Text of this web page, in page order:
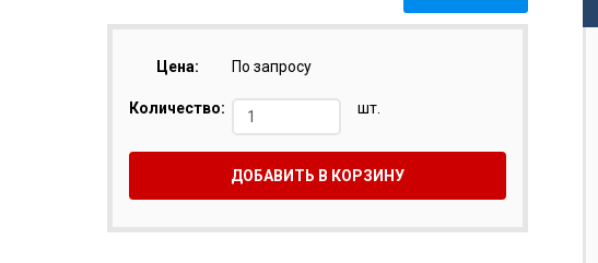
Цена: По запросу
Количество: шт.
ДОБАВИТЬ В КОРЗИНУ